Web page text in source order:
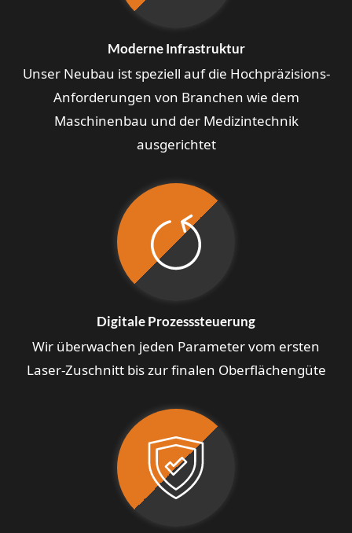
Moderne Infrastruktur
Unser Neubau ist speziell auf die Hochpräzisions-
Anforderungen von Branchen wie dem
Maschinenbau und der Medizintechnik
ausgerichtet
Digitale Prozesssteuerung
Wir überwachen jeden Parameter vom ersten
Laser-Zuschnitt bis zur finalen Oberflächengüte